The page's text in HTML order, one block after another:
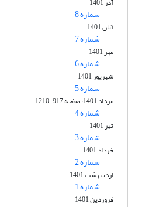
شماره 8
آبان 1401
شماره 7
مهر 1401
شماره 6
شهریور 1401
شماره 5
مرداد 1401، صفحه 917-1210
شماره 4
تیر 1401
شماره 3
خرداد 1401
شماره 2
اردیبهشت 1401
شماره 1
فروردین 1401